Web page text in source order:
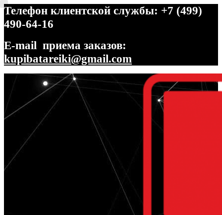
Телефон клиентской службы: +7 (499)
490-64-16
E-mail приема заказов:
kupibatareiki@gmail.com
Перейти
навигации
Перейти
содержимому